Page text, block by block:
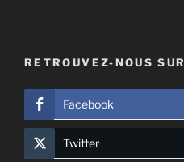
RETROUVEZ-NOUS SUR
Facebook
Twitter